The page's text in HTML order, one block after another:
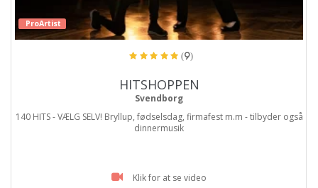
ProArtist
(9)
HITSHOPPEN
Svendborg
140 HITS - VÆLG SELV! Bryllup, fødselsdag, firmafest m.m - tilbyder også
dinnermusik
Klik for at se video